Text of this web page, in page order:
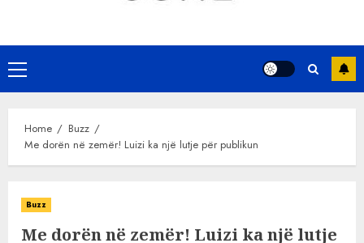
Primary
Menu
Home
Buzz
Me dorën në zemër! Luizi ka një lutje për publikun
Buzz
Me dorën në zemër! Luizi ka një lutje